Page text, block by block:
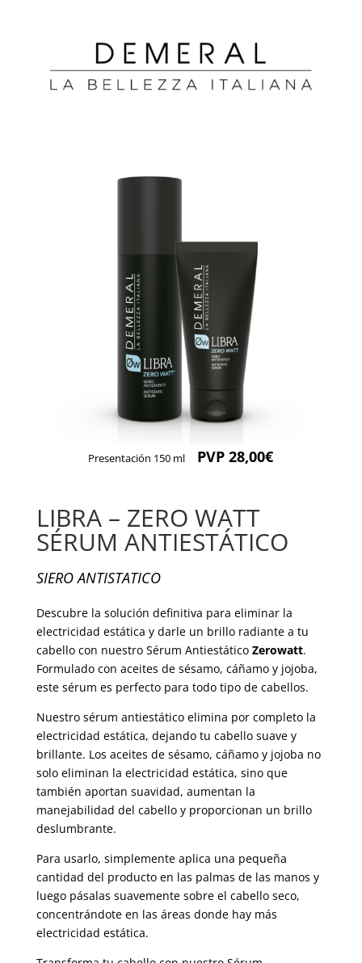
Presentación 150 ml PVP 28,00€
LIBRA – ZERO WATT
SÉRUM ANTIESTÁTICO
SIERO ANTISTATICO
Descubre la solución definitiva para eliminar la
electricidad estática y darle un brillo radiante a tu
cabello con nuestro Sérum Antiestático Zerowatt.
Formulado con aceites de sésamo, cáñamo y jojoba,
este sérum es perfecto para todo tipo de cabellos.
Nuestro sérum antiestático elimina por completo la
electricidad estática, dejando tu cabello suave y
brillante. Los aceites de sésamo, cáñamo y jojoba no
solo eliminan la electricidad estática, sino que
también aportan suavidad, aumentan la
manejabilidad del cabello y proporcionan un brillo
deslumbrante.
Para usarlo, simplemente aplica una pequeña
cantidad del producto en las palmas de las manos y
luego pásalas suavemente sobre el cabello seco,
concentrándote en las áreas donde hay más
electricidad estática.